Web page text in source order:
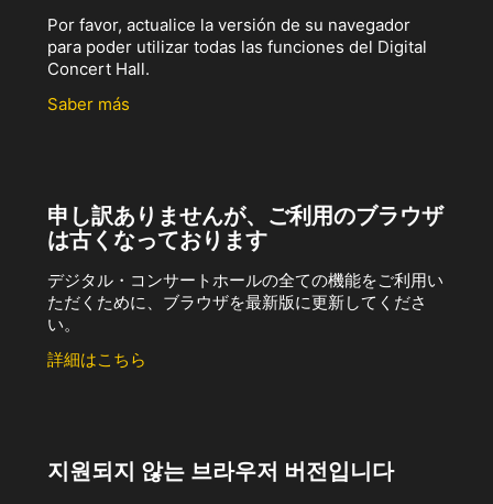
Por favor, actualice la versión de su navegador
para poder utilizar todas las funciones del Digital
Concert Hall.
Saber más
申し訳ありませんが、ご利用のブラウザ
は古くなっております
デジタル・コンサートホールの全ての機能をご利用い
ただくために、ブラウザを最新版に更新してくださ
い。
詳細はこちら
지원되지 않는 브라우저 버전입니다